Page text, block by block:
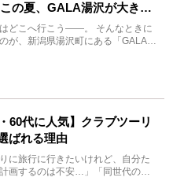
の夏、GALA湯沢が大きく
わる
どこへ行こう――。 そんなときに
が、新潟県湯沢町にある「GALA湯
・60代に人気】クラブツーリ
ばれる理由
りに旅行に行きたいけれど、自分た
画するのは不安…」「同世代の方